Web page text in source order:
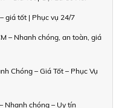
giá tốt | Phục vụ 24/7
– Nhanh chóng, an toàn, giá
Chóng – Giá Tốt – Phục Vụ
Nhanh chóng – Uy tín